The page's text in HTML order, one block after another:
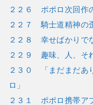
２２６ ポポロ次回作
２２７ 騎士道精神の
２２８ 幸せばかりで
２２９ 趣味、人、そ
２３０ 「まだまだあ
ロ」
２３１ ポポロ携帯ア